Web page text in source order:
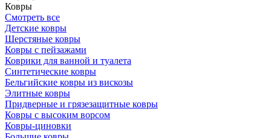
Ковры
Смотреть все
Детские ковры
Шерстяные ковры
Ковры с пейзажами
Коврики для ванной и туалета
Синтетические ковры
Бельгийские ковры из вискозы
Элитные ковры
Придверные и грязезащитные ковры
Ковры с высоким ворсом
Ковры-циновки